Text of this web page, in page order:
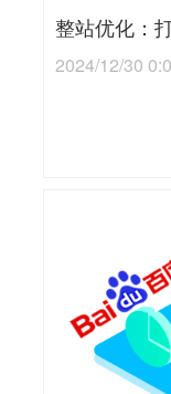
整站优化：
2024/12/30